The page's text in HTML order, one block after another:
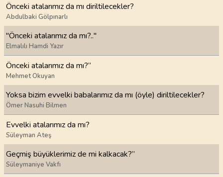
Önceki atalarımız da mı diriltilecekler?
Abdulbaki Gölpınarlı
"Önceki atalarımız da mı?.."
Elmalılı Hamdi Yazır
Önceki atalarımız da mı?”
Mehmet Okuyan
Yoksa bizim evvelki babalarımız da mı (öyle) diriltilecekler?
Ömer Nasuhi Bilmen
Evvelki atalarımız da mı?
Süleyman Ateş
Geçmiş büyüklerimiz de mi kalkacak?”
Süleymaniye Vakfı